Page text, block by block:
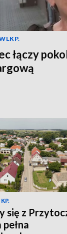
łączy
się z